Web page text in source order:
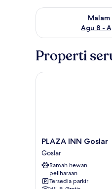
Malam
Agu 8 -
Periksa ketersediaan
Properti
PLAZA
INN
Goslar
Goslar
PLAZA INN Goslar
Goslar
Ramah hewan
peliharaan
Tersedia parkir
PLAZA INN Goslar